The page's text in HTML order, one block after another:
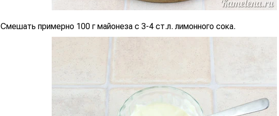
Смешать примерно 100 г майонеза с 3-4 ст.л. лимонного сока.